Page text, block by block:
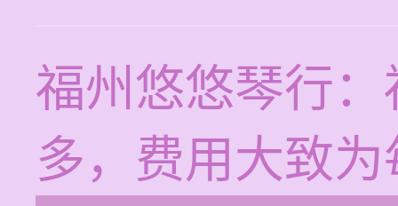
福州悠悠琴行
多，费用大致